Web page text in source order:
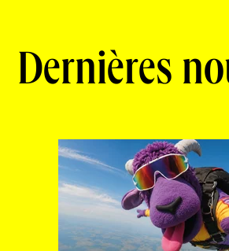
Dernières